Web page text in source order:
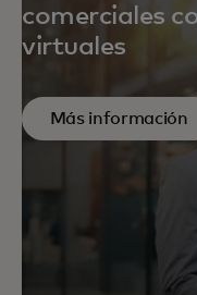
comerciales
virtuales
Más información